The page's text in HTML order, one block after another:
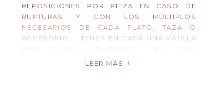
REPOSICIONES POR PIEZA EN CASO DE
RUPTURAS Y CON LOS MÚLTIPLOS
NECESARIOS DE CADA PLATO, TAZA O
ACCESORIO. TENER EN CASA UNA VAJILLA
PROFESIONAL RESURTIBLE ES UNA
EXPERIENCIA DE USO INCOMPARABLE.
LEER MÁS L